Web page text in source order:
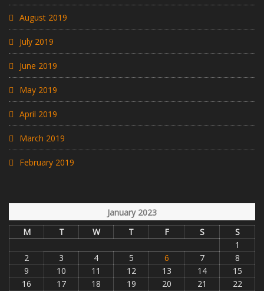
August 2019
July 2019
June 2019
May 2019
April 2019
March 2019
February 2019
January 2023
M
T W T F S
S
1
2
3 4 5 6 7
8
9
10 11 12 13 14
15
16
17 18 19 20 21 22